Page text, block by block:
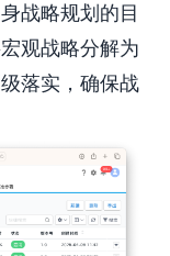
战略规划的目
观战略分解为
落实，确保战